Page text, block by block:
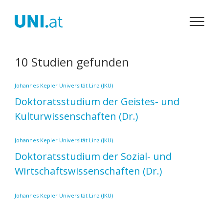
Inhalt
springen
10 Studien gefunden
Johannes Kepler Universität Linz (JKU)
Doktoratsstudium der Geistes- und
Kulturwissenschaften (Dr.)
Johannes Kepler Universität Linz (JKU)
Doktoratsstudium der Sozial- und
Wirtschaftswissenschaften (Dr.)
Johannes Kepler Universität Linz (JKU)